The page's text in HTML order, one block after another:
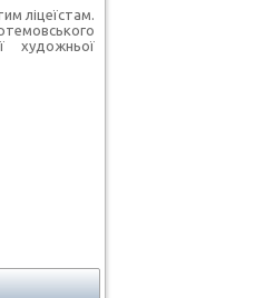
ліцеїстам.
художньої